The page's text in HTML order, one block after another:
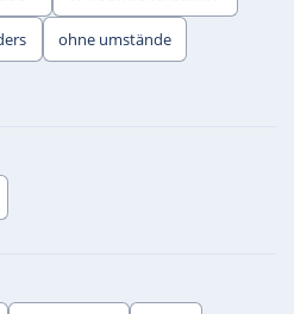
ohne umstände